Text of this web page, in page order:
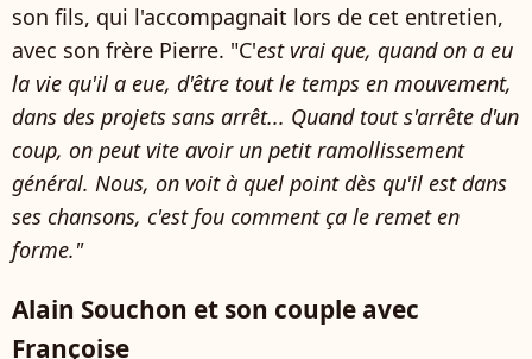
son fils, qui l'accompagnait lors de cet entretien,
avec son frère Pierre. "C'est vrai que, quand on a eu
la vie qu'il a eue, d'être tout le temps en mouvement,
dans des projets sans arrêt... Quand tout s'arrête d'un
coup, on peut vite avoir un petit ramollissement
général. Nous, on voit à quel point dès qu'il est dans
ses chansons, c'est fou comment ça le remet en
forme."
Alain Souchon et son couple avec
Françoise